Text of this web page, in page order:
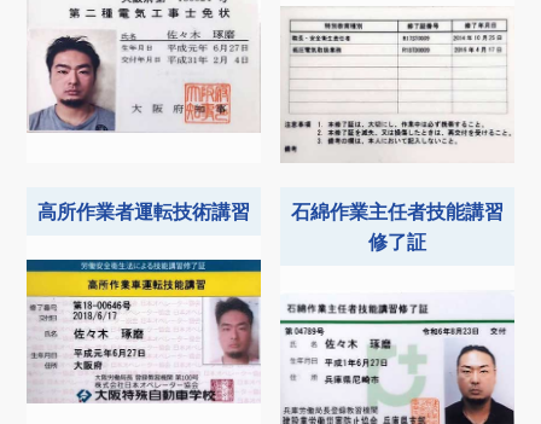
高所作業者運転技術講習
石綿作業主任者技能講習
修了証